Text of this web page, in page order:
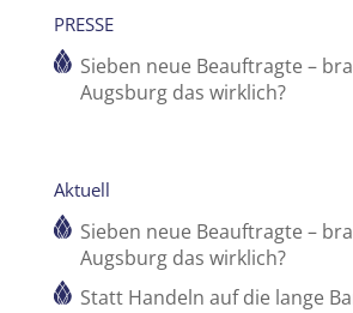
PRESSE
Sieben neue Beauftragte –
Augsburg das wirklich?
Aktuell
Sieben neue Beauftragte –
Augsburg das wirklich?
Statt Handeln auf die lange